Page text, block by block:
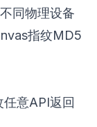
同物理设备
指纹MD5
任意API返回